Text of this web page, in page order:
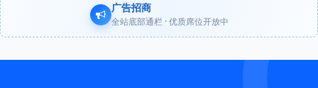
广告招商
全站底部通栏 · 优质席位开放中